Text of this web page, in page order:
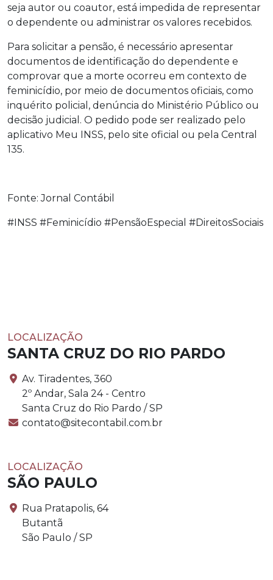
seja autor ou coautor, está impedida de representar
o dependente ou administrar os valores recebidos.
Para solicitar a pensão, é necessário apresentar
documentos de identificação do dependente e
comprovar que a morte ocorreu em contexto de
feminicídio, por meio de documentos oficiais, como
inquérito policial, denúncia do Ministério Público ou
decisão judicial. O pedido pode ser realizado pelo
aplicativo Meu INSS, pelo site oficial ou pela Central
135.
Fonte: Jornal Contábil
#INSS #Feminicídio #PensãoEspecial #DireitosSociais
LOCALIZAÇÃO
SANTA CRUZ DO RIO PARDO
Av. Tiradentes, 360
2º Andar, Sala 24 - Centro
Santa Cruz do Rio Pardo / SP
contato@sitecontabil.com.br
LOCALIZAÇÃO
SÃO PAULO
Rua Pratapolis, 64
Butantã
São Paulo / SP